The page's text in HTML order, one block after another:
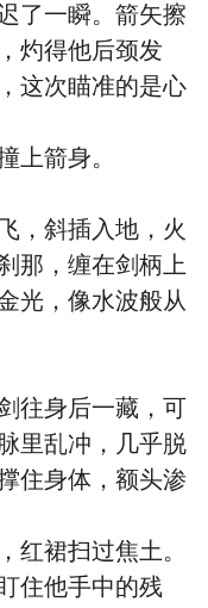
了一瞬。箭矢擦
灼得他后颈发
这次瞄准的是心
上箭身。
，斜插入地，火
那，缠在剑柄上
光，像水波般从
往身后一藏，可
里乱冲，几乎脱
住身体，额头渗
红裙扫过焦土。
住他手中的残